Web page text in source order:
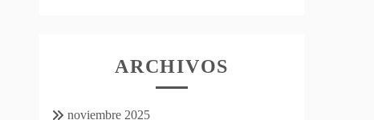
ARCHIVOS
noviembre 2025